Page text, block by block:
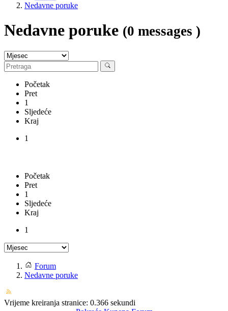
Nedavne poruke
Nedavne poruke (0 messages )
Početak
Pret
1
Sljedeće
Kraj
1
Početak
Pret
1
Sljedeće
Kraj
1
Forum
Nedavne poruke
Vrijeme kreiranja stranice: 0.366 sekundi